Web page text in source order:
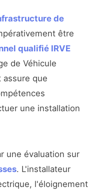
de
être
qualifié IRVE
de Véhicule
assure que
une installation
une évaluation sur
. L'installateur
l'éloignement